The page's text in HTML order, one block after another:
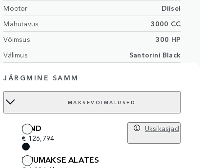
Mootor
Diisel
Mahutavus
3000 CC
Võimsus
300 HP
Välimus
Santorini Black
Sisemus
leather seats with Deep Garnet/Ebony
interior
Istmete arv
18616729
JÄRGMINE SAMM
MAKSEVÕIMALUSED
HIND
€ 126,794
Üksikasjad
KUUMAKSE ALATES